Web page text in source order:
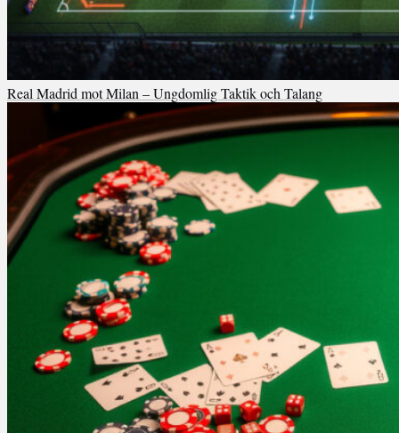
Real Madrid mot Milan – Ungdomlig Taktik och Talang